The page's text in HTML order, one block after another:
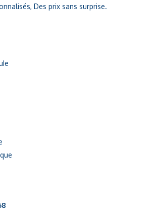
Des prix sans surprise.